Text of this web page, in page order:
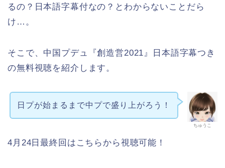
るの？日本語字幕付なの？とわからないことだら
け…。
そこで、中国プデュ『創造営2021』日本語字幕つき
の無料視聴を紹介します。
ちゅうこ
日プが始まるまで中プで盛り上がろう！
4月24日最終回はこちらから視聴可能！